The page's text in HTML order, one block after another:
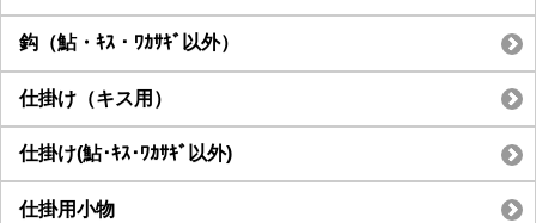
鈎（鮎・ｷｽ・ﾜｶｻｷﾞ以外）
仕掛け（キス用）
仕掛け(鮎･ｷｽ･ﾜｶｻｷﾞ以外)
仕掛用小物